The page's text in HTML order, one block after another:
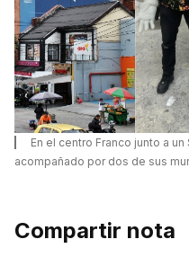
En el centro Franco junto a
acompañado por dos de sus
Compartir nota